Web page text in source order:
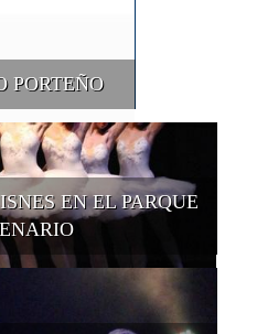
PORTEÑO
EN EL PARQUE